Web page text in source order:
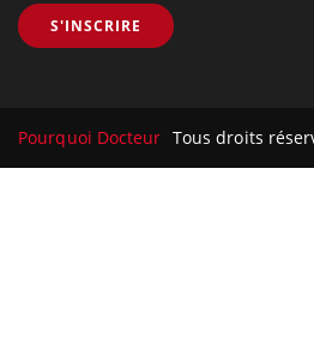
S'INSCRIRE
Pourquoi Docteur Tous droits